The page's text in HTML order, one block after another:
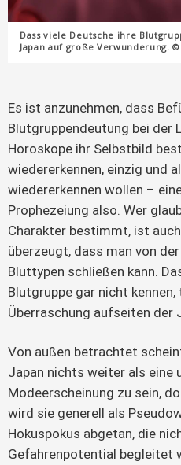
Dass viele Deutsche ihre
Japan auf große Verwunderung.
Es ist anzunehmen, dass
Blutgruppendeutung bei der
Horoskope ihr Selbstbild
wiedererkennen, einzig und
wiedererkennen wollen –
Prophezeiung also. Wer
Charakter bestimmt, ist
überzeugt, dass man von
Bluttypen schließen kann.
Blutgruppe gar nicht
Überraschung aufseiten der
Von außen betrachtet
Japan nichts weiter als eine
Modeerscheinung zu sein,
wird sie generell als
Hokuspokus abgetan, die
Gefahrenpotential begleitet